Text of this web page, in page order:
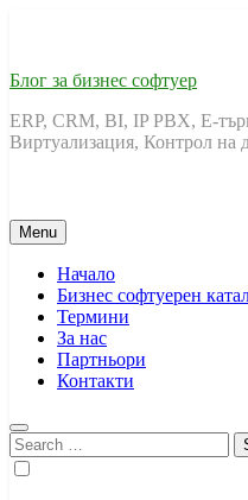
Блог за бизнес софтуер
ERP, CRM, BI, IP PBX, Е-
Виртуализация, Контрол на
Menu
Начало
Бизнес софтуерен
Термини
За нас
Партньори
Контакти
Search
for: